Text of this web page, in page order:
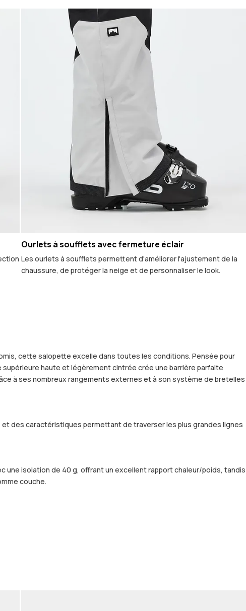
Ourlets à soufflets avec fermeture éclair
Les ourlets à soufflets permettent d'améliorer l'ajustement de la
chaussure, de protéger la neige et de personnaliser le look.
cette salopette excelle dans toutes les conditions. Pensée pour
haute et légèrement cintrée crée une barrière parfaite
à ses nombreux rangements externes et à son système de bretelles
des caractéristiques permettant de traverser les plus grandes lignes
une isolation de 40 g, offrant un excellent rapport chaleur/poids, tandis
couche.